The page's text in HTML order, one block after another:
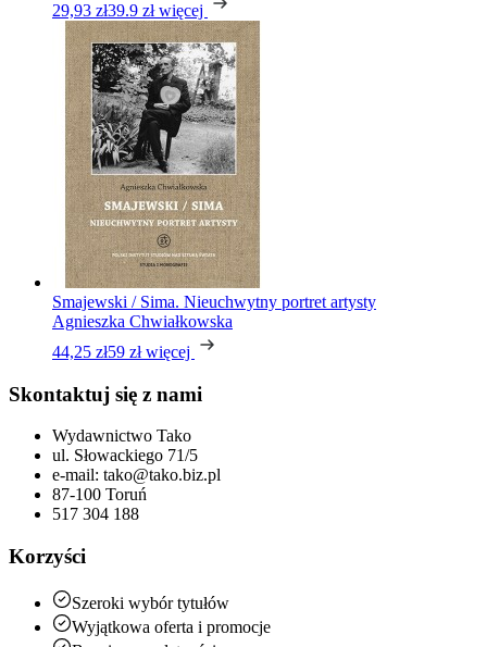
29,93 zł39.9 zł więcej
Smajewski / Sima. Nieuchwytny portret artysty
Agnieszka Chwiałkowska
44,25 zł59 zł więcej
Skontaktuj się z nami
Wydawnictwo Tako
ul. Słowackiego 71/5
e-mail: tako@tako.biz.pl
87-100 Toruń
517 304 188
Korzyści
Szeroki wybór tytułów
Wyjątkowa oferta i promocje